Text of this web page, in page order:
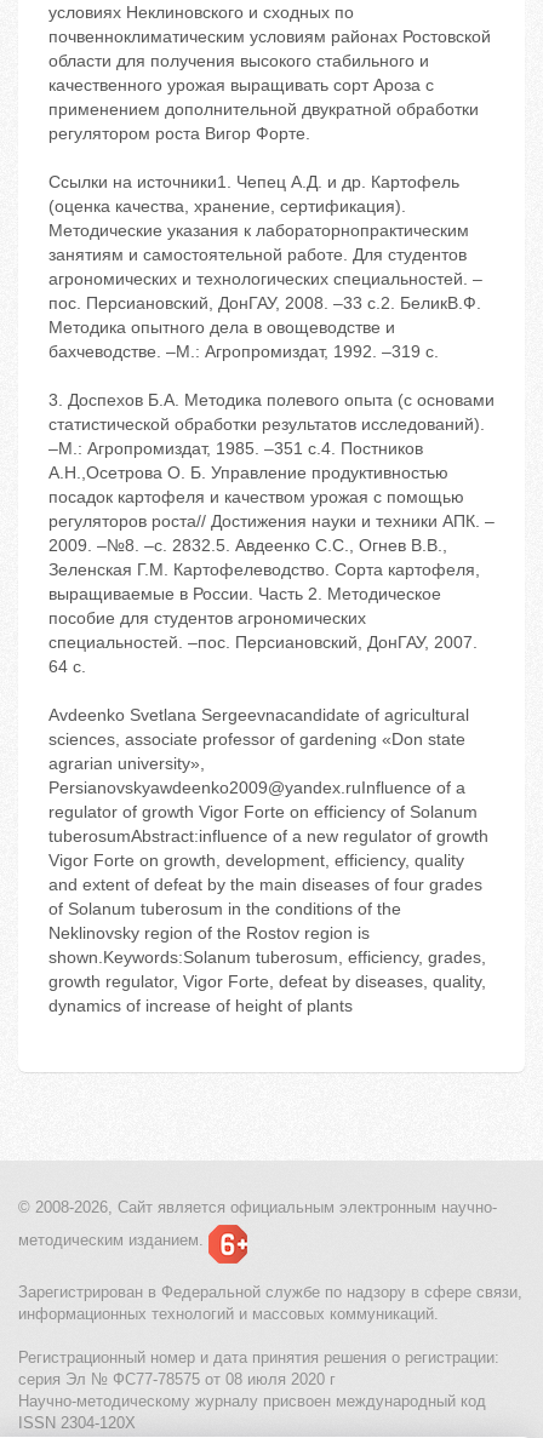
условиях Неклиновского и сходных по
почвенноклиматическим условиям районах Ростовской
области для получения высокого стабильного и
качественного урожая выращивать сорт Ароза с
применением дополнительной двукратной обработки
регулятором роста Вигор Форте.
Ссылки на источники1. Чепец А.Д. и др. Картофель
(оценка качества, хранение, сертификация).
Методические указания к лабораторнопрактическим
занятиям и самостоятельной работе. Для студентов
агрономических и технологических специальностей. –
пос. Персиановский, ДонГАУ, 2008. –33 с.2. БеликВ.Ф.
Методика опытного дела в овощеводстве и
бахчеводстве. –М.: Агропромиздат, 1992. –319 с.
3. Доспехов Б.А. Методика полевого опыта (с основами
статистической обработки результатов исследований).
–М.: Агропромиздат, 1985. –351 с.4. Постников
А.Н.,Осетрова О. Б. Управление продуктивностью
посадок картофеля и качеством урожая с помощью
регуляторов роста// Достижения науки и техники АПК. –
2009. –№8. –с. 2832.5. Авдеенко С.С., Огнев В.В.,
Зеленская Г.М. Картофелеводство. Сорта картофеля,
выращиваемые в России. Часть 2. Методическое
пособие для студентов агрономических
специальностей. –пос. Персиановский, ДонГАУ, 2007.
64 с.
Avdeenko Svetlana Sergeevnacandidate of agricultural
sciences, associate professor of gardening «Don state
agrarian university»,
Persianovskyawdeenko2009@yandex.ruInfluence of a
regulator of growth Vigor Forte on efficiency of Solanum
tuberosumAbstract:influence of a new regulator of growth
Vigor Forte on growth, development, efficiency, quality
and extent of defeat by the main diseases of four grades
of Solanum tuberosum in the conditions of the
Neklinovsky region of the Rostov region is
shown.Keywords:Solanum tuberosum, efficiency, grades,
growth regulator, Vigor Forte, defeat by diseases, quality,
dynamics of increase of height of plants
© 2008-2026, Сайт является официальным электронным научно-
методическим изданием.
Зарегистрирован в Федеральной службе по надзору в сфере связи,
информационных технологий и массовых коммуникаций.
Регистрационный номер и дата принятия решения о регистрации:
серия Эл № ФС77-78575 от 08 июля 2020 г
Научно-методическому журналу присвоен международный код
ISSN 2304-120X